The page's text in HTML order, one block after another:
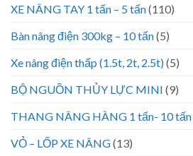
XE NÂNG TAY 1 tấn – 5 tấn(110)
Bàn nâng điện 300kg – 10 tấn(5)
Xe nâng điện thấp (1.5t, 2t, 2.5t)(5)
BỘ NGUỒN THỦY LỰC MINI (9)
THANG NÂNG HÀNG 1 tấn- 10 tấn
VỎ – LỐP XE NÂNG(13)